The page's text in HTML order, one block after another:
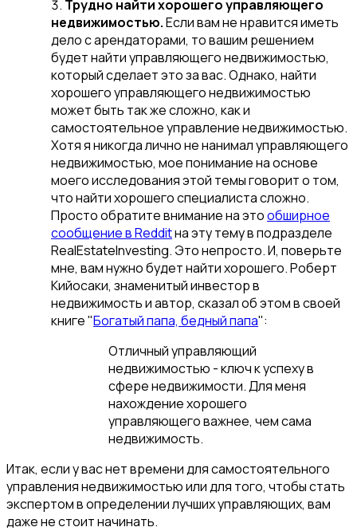
Трудно найти хорошего управляющего
недвижимостью.Если вам не нравится иметь
дело с арендаторами, то вашим решением
будет найти управляющего недвижимостью,
который сделает это за вас. Однако, найти
хорошего управляющего недвижимостью
может быть так же сложно, как и
самостоятельное управление недвижимостью.
Хотя я никогда лично не нанимал управляющего
недвижимостью, мое понимание на основе
моего исследования этой темы говорит о том,
что найти хорошего специалиста сложно.
Просто обратите внимание на этообширное
сообщение в Redditна эту тему в подразделе
RealEstateInvesting. Это непросто. И, поверьте
мне, вам нужно будет найти хорошего. Роберт
Кийосаки, знаменитый инвестор в
недвижимость и автор, сказал об этом в своей
книге "Богатый папа, бедный папа":
Отличный управляющий
недвижимостью - ключ к успеху в
сфере недвижимости. Для меня
нахождение хорошего
управляющего важнее, чем сама
недвижимость.
Итак, если у вас нет времени для самостоятельного
управления недвижимостью или для того, чтобы стать
экспертом в определении лучших управляющих, вам
даже не стоит начинать.